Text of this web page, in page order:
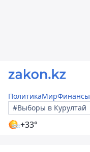
ПолитикаМирФинансы
#Выборы в Курултай
+33°